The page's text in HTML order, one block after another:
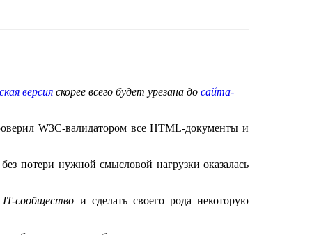
версияскорее всего будет урезана до сайта-
W3C-валидатором все HTML-документы и
потери нужной смысловой нагрузки оказалась
сообщество и сделать своего рода некоторую